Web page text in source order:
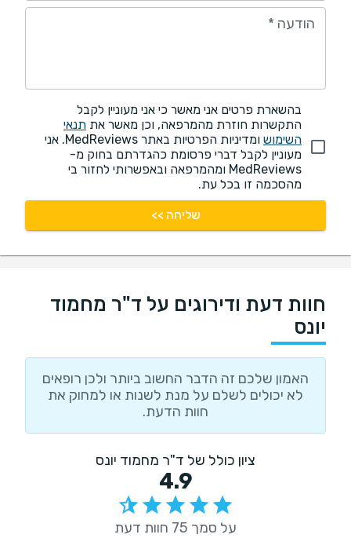
הודעה *
בהשארת פרטים אני מאשר כי אני מעוניין לקבל
התקשרות חוזרת מהמרפאה, וכן מאשר את תנאי
השימוש
ומדיניות הפרטיות באתר MedReviews. אני
מעוניין לקבל דברי פרסומת כהגדרתם בחוק מ-
MedReviews ומהמרפאה ובאפשרותי לחזור בי
מהסכמה זו בכל עת.
שליחה >>
חוות דעת ודירוגים על ד"ר מחמוד
יונס
האמון שלכם זה הדבר החשוב ביותר ולכן רופאים
לא יכולים לשלם על מנת לשנות או למחוק את
חוות הדעת.
ציון כולל של ד"ר מחמוד יונס
4.9
על סמך 75 חוות דעת